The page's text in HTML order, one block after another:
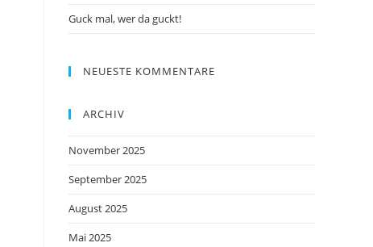
Guck mal, wer da guckt!
NEUESTE KOMMENTARE
ARCHIV
November 2025
September 2025
August 2025
Mai 2025